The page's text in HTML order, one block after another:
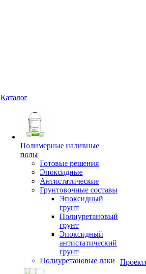
Каталог
Полимерные наливные
полы
Готовые решения
Эпоксидные
Антистатические
Грунтовочные составы
Эпоксидный
грунт
Полиуретановый
грунт
Эпоксидный
антистатический
грунт
Полиуретановые лаки